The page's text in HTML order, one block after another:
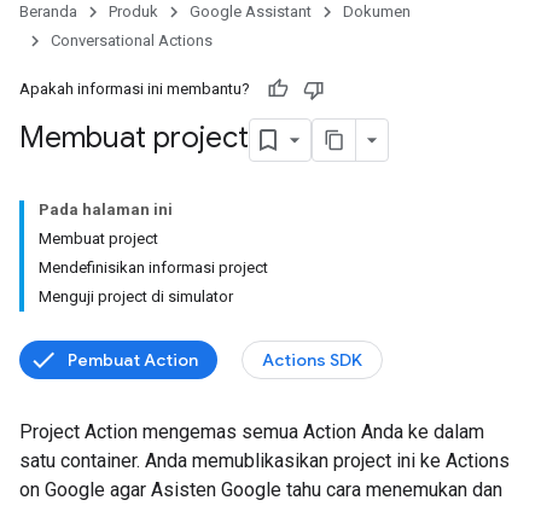
Beranda Produk Google Assistant
Dokumen
Conversational Actions
Apakah informasi ini membantu?
Membuat project
Pada halaman ini
Membuat project
Mendefinisikan informasi project
Menguji project di simulator
Pembuat Action Actions SDK
Project Action mengemas semua Action Anda ke dalam
satu container. Anda memublikasikan project ini ke Actions
on Google agar Asisten Google tahu cara menemukan dan